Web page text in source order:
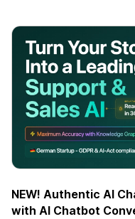
NEW! Authentic AI
with AI Chatbot